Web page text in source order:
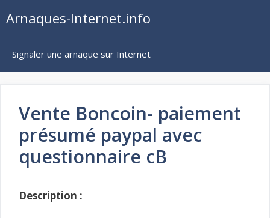
auArnaques-Internet.info
Signaler une arnaque sur Internet
Vente Boncoin- paiement
présumé paypal avec
questionnaire cB
Description :